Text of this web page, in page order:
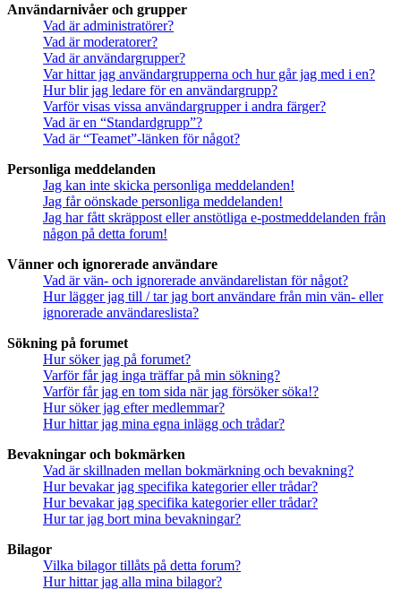
Användarnivåer och grupper
Vad är administratörer?
Vad är moderatorer?
Vad är användargrupper?
Var hittar jag användargrupperna och hur går jag med i en?
Hur blir jag ledare för en användargrupp?
Varför visas vissa användargrupper i andra färger?
Vad är en “Standardgrupp”?
Vad är “Teamet”-länken för något?
Personliga meddelanden
Jag kan inte skicka personliga meddelanden!
Jag får oönskade personliga meddelanden!
Jag har fått skräppost eller anstötliga e-postmeddelanden från
någon på detta forum!
Vänner och ignorerade användare
Vad är vän- och ignorerade användarelistan för något?
Hur lägger jag till / tar jag bort användare från min vän- eller
ignorerade användareslista?
Sökning på forumet
Hur söker jag på forumet?
Varför får jag inga träffar på min sökning?
Varför får jag en tom sida när jag försöker söka!?
Hur söker jag efter medlemmar?
Hur hittar jag mina egna inlägg och trådar?
Bevakningar och bokmärken
Vad är skillnaden mellan bokmärkning och bevakning?
Hur bevakar jag specifika kategorier eller trådar?
Hur bevakar jag specifika kategorier eller trådar?
Hur tar jag bort mina bevakningar?
Bilagor
Vilka bilagor tillåts på detta forum?
Hur hittar jag alla mina bilagor?